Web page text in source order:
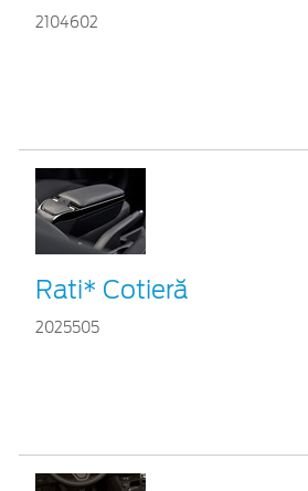
2104602
Rati* Cotieră
2025505